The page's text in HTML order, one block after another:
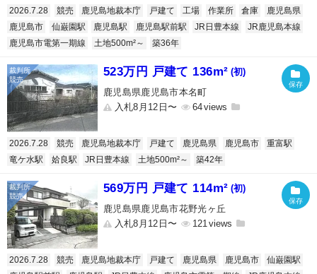
2026.7.28 競売 鹿児島地裁本庁 戸建て 工場 作業所 倉庫
鹿児島県
鹿児島市
仙巌園駅 鹿児島駅 鹿児島駅前駅 JR日豊本線
JR鹿児島本線
鹿児島市電第一期線
土地500m²～ 築36年
523万円 戸建て 136m² (初)
鹿児島県鹿児島市本名町
入札8月12日〜
64
2026.7.28 競売 鹿児島地裁本庁 戸建て 鹿児島県 鹿児島市
重富駅
竜ケ水駅
姶良駅 JR日豊本線 土地500m²～ 築42年
569万円 戸建て 114m² (初)
鹿児島県鹿児島市花野光ヶ丘
入札8月12日〜
121
2026.7.28 競売 鹿児島地裁本庁 戸建て 鹿児島県 鹿児島市
仙巌園駅